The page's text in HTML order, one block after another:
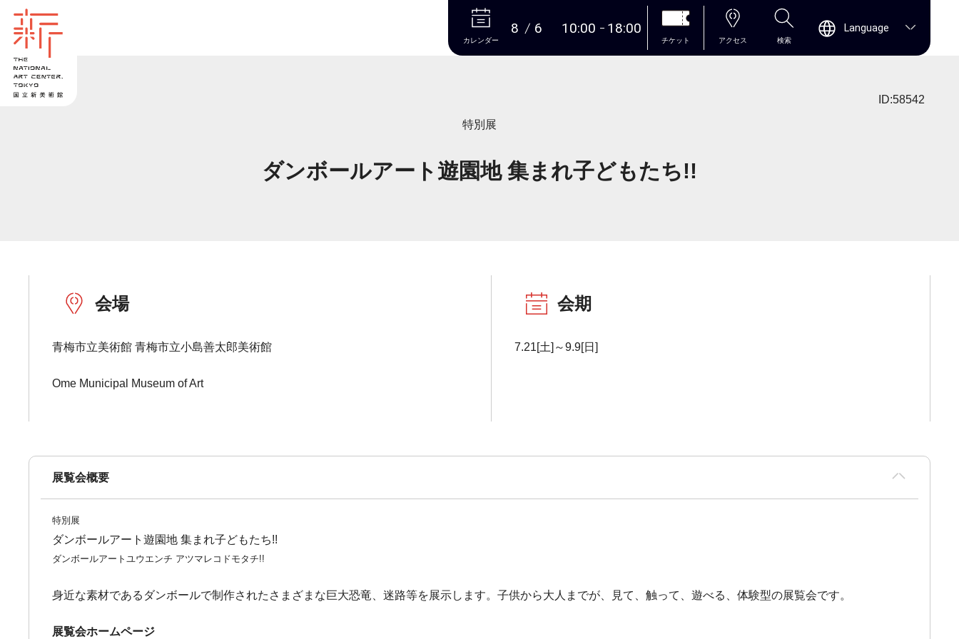
本文へ
カレンダー
8 6 10:00 18:00
チケット アクセス 検索
Language
ID:58542
特別展
ダンボールアート遊園地 集まれ子どもたち!!
会場
青梅市立美術館 青梅市立小島善太郎美術館
Ome Municipal Museum of Art
会期
7.21[土]～9.9[日]
展覧会概要
特別展
ダンボールアート遊園地 集まれ子どもたち!!
ダンボールアートユウエンチ アツマレコドモタチ!!
身近な素材であるダンボールで制作されたさまざまな巨大恐竜、迷路等を展示します。子供から大人までが、見て、触って、遊べる、体験型の展覧会です。
展覧会ホームページ